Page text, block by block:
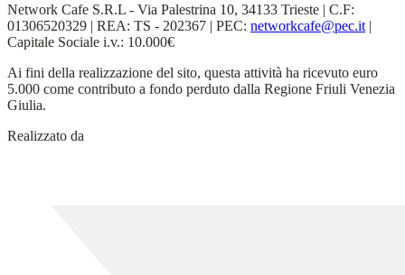
Network Cafe S.R.L - Via Palestrina 10, 34133 Trieste | C.F:
01306520329 | REA: TS - 202367 | PEC: networkcafe@pec.it |
Capitale Sociale i.v.: 10.000€
Ai fini della realizzazione del sito, questa attività ha ricevuto euro
5.000 come contributo a fondo perduto dalla Regione Friuli Venezia
Giulia.
Realizzato da